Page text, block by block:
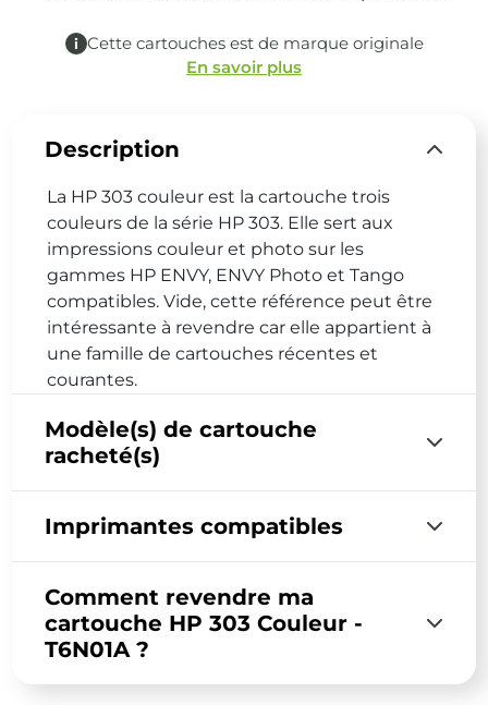
Cette cartouches est de marque originale
En savoir plus
Description
La HP 303 couleur est la cartouche trois
couleurs de la série HP 303. Elle sert aux
impressions couleur et photo sur les
gammes HP ENVY, ENVY Photo et Tango
compatibles. Vide, cette référence peut être
intéressante à revendre car elle appartient à
une famille de cartouches récentes et
courantes.
Modèle(s) de cartouche
racheté(s)
Imprimantes compatibles
Comment revendre ma
cartouche HP 303 Couleur -
T6N01A ?